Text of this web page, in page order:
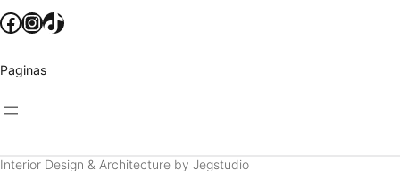
Facebook InstagramTikTok
Paginas
Interior Design & Architecture by Jegstudio